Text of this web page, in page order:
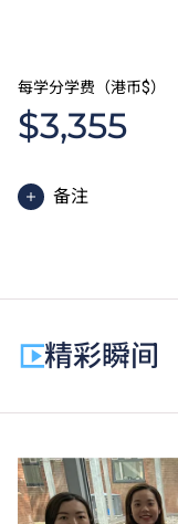
每学分学费（港币$）
$3,355
备注
分，方可毕业。
因应个别课程
精彩瞬间